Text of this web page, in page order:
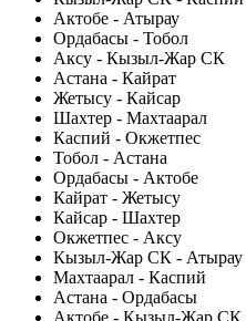
Актобе - Атырау
Ордабасы - Тобол
Аксу - Кызыл-Жар СК
Астана - Кайрат
Жетысу - Кайсар
Шахтер - Махтаарал
Каспий - Окжетпес
Тобол - Астана
Ордабасы - Актобе
Кайрат - Жетысу
Кайсар - Шахтер
Окжетпес - Аксу
Кызыл-Жар СК - Атырау
Махтаарал - Каспий
Астана - Ордабасы